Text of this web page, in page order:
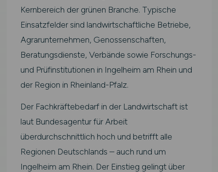
Kernbereich der grünen Branche. Typische
Einsatzfelder sind landwirtschaftliche Betriebe,
Agrarunternehmen, Genossenschaften,
Beratungsdienste, Verbände sowie Forschungs-
und Prüfinstitutionen in Ingelheim am Rhein und
der Region in Rheinland-Pfalz.
Der Fachkräftebedarf in der Landwirtschaft ist
laut Bundesagentur für Arbeit
überdurchschnittlich hoch und betrifft alle
Regionen Deutschlands – auch rund um
Ingelheim am Rhein. Der Einstieg gelingt über